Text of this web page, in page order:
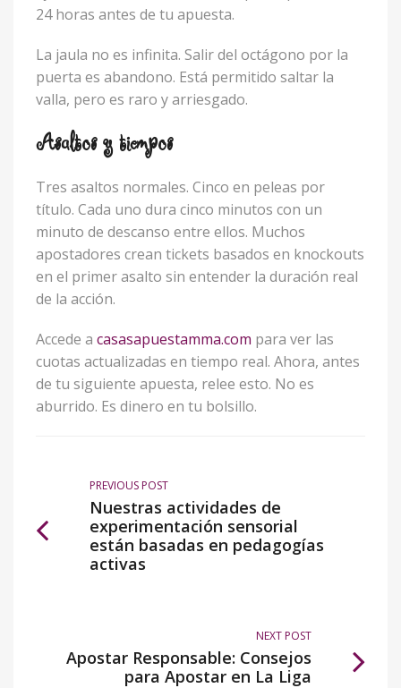
24 horas antes de tu apuesta.
La jaula no es infinita. Salir del octágono por la
puerta es abandono. Está permitido saltar la
valla, pero es raro y arriesgado.
Asaltos y tiempos
Tres asaltos normales. Cinco en peleas por
título. Cada uno dura cinco minutos con un
minuto de descanso entre ellos. Muchos
apostadores crean tickets basados en knockouts
en el primer asalto sin entender la duración real
de la acción.
Accede a casasapuestamma.com para ver las
cuotas actualizadas en tiempo real. Ahora, antes
de tu siguiente apuesta, relee esto. No es
aburrido. Es dinero en tu bolsillo.
PREVIOUS POST
Nuestras actividades de
experimentación sensorial
están basadas en pedagogías
activas
NEXT POST
Apostar Responsable: Consejos
para Apostar en La Liga